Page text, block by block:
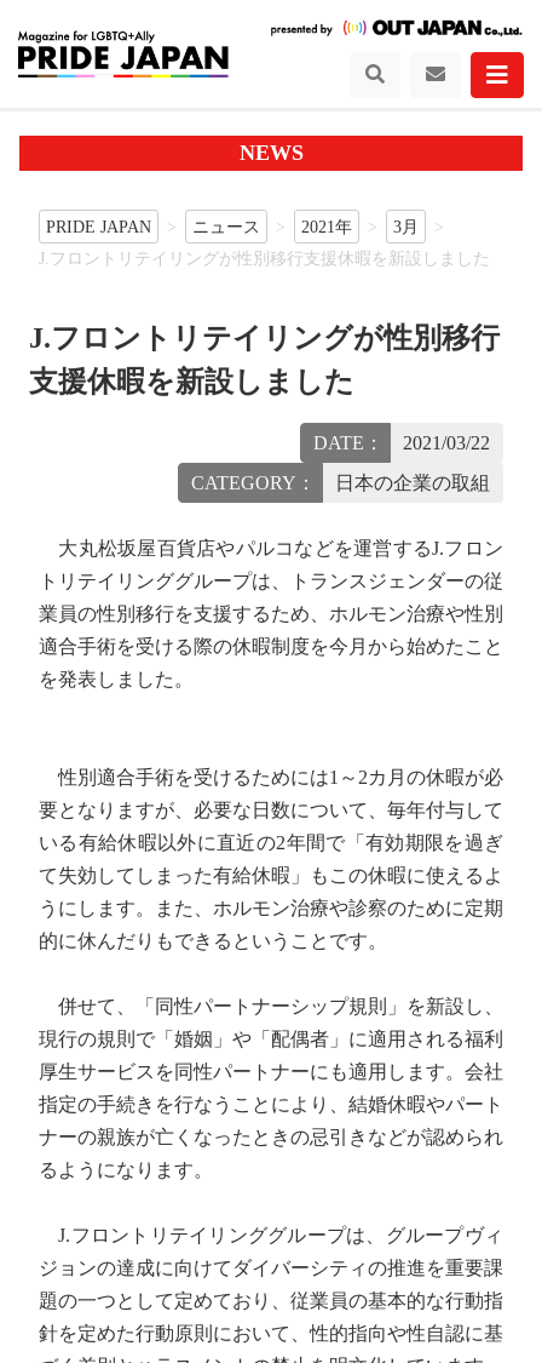
NEWS
PRIDE JAPAN ニュース 2021年
3月
J.フロントリテイリングが性別移行支援休暇を新設しました
J.フロントリテイリングが性別移行
支援休暇を新設しました
DATE：
2021/03/22
CATEGORY：
日本の企業の取組
大丸松坂屋百貨店やパルコなどを運営するJ.フロン
トリテイリンググループは、トランスジェンダーの従
業員の性別移行を支援するため、ホルモン治療や性別
適合手術を受ける際の休暇制度を今月から始めたこと
を発表しました。
性別適合手術を受けるためには1～2カ月の休暇が必
要となりますが、必要な日数について、毎年付与して
いる有給休暇以外に直近の2年間で「有効期限を過ぎ
て失効してしまった有給休暇」もこの休暇に使えるよ
うにします。また、ホルモン治療や診察のために定期
的に休んだりもできるということです。
併せて、「同性パートナーシップ規則」を新設し、
現行の規則で「婚姻」や「配偶者」に適用される福利
厚生サービスを同性パートナーにも適用します。会社
指定の手続きを行なうことにより、結婚休暇やパート
ナーの親族が亡くなったときの忌引きなどが認められ
るようになります。
J.フロントリテイリンググループは、グループヴィ
ジョンの達成に向けてダイバーシティの推進を重要課
題の一つとして定めており、従業員の基本的な行動指
針を定めた行動原則において、性的指向や性自認に基